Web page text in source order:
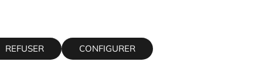
016 27 96 74
kris.debruyne@cera.coop
REFUSER CONFIGURER